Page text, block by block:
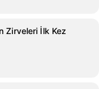
Zirveleri İlk Kez